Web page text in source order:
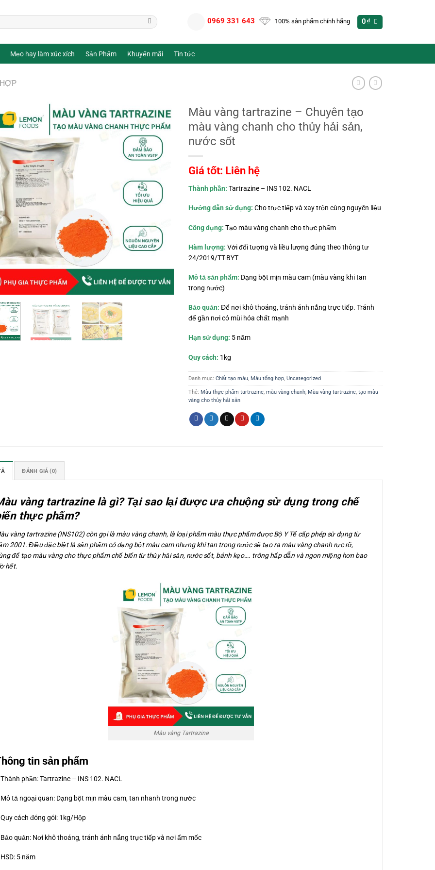
0969 331 643 100% sản phẩm chính hãng 0₫
Mẹo hay làm xúc xích Sản Phẩm Khuyến mãi Tin tức
Màu vàng tartrazine – Chuyên tạo
màu vàng chanh cho thủy hải sản,
nước sốt
Giá tốt: Liên hệ
Thành phần: Tartrazine – INS 102. NACL
Hướng dẫn sử dụng: Cho trực tiếp và xay trộn cùng nguyên liệu
Công dụng: Tạo màu vàng chanh cho thực phẩm
Hàm lượng: Với đối tượng và liều lượng đúng theo thông tư
24/2019/TT-BYT
Mô tả sản phẩm: Dạng bột mịn màu cam (màu vàng khi tan
trong nước)
Bảo quản: Để nơi khô thoáng, tránh ánh nắng trực tiếp. Tránh
để gần nơi có mùi hóa chất mạnh
Hạn sử dụng: 5 năm
Quy cách: 1kg
Danh mục:Chất tạo màu, Màu tổng hợp,Uncategorized
Thẻ: Màu thực phẩm tartrazine,màu vàng chanh, Màu vàng tartrazine,tạo màu
vàng cho thủy hải sản
ĐÁNH GIÁ (0)
vàng tartrazine là gì? Tại sao lại được ưa chuộng sử dụng trong chế
thực phẩm?
vàng tartrazine (INS102) còn gọi là màu vàng chanh, là loại phẩm màu thực phẩm được Bộ Y Tế cấp phép sử dụng từ
2001. Điều đặc biệt là sản phẩm có dạng bột màu cam nhưng khi tan trong nước sẽ tạo ra màu vàng chanh rực rỡ,
để tạo màu vàng cho thực phẩm chế biến từ thủy hải sản, nước sốt, bánh kẹo…. trông hấp dẫn và ngon miệng hơn bao
hết.
Màu vàng Tartrazine
tin sản phẩm
phần: Tartrazine – INS 102. NACL
tả ngoại quan: Dạng bột mịn màu cam, tan nhanh trong nước
cách đóng gói: 1kg/Hộp
quản: Nơi khô thoáng, tránh ánh nắng trực tiếp và nơi ẩm mốc
5 năm